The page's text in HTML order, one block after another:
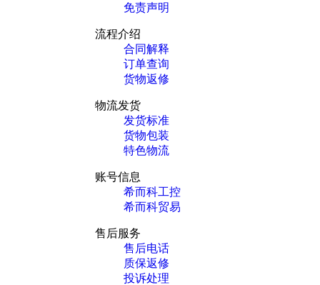
免责声明
流程介绍
合同解释
订单查询
货物返修
物流发货
发货标准
货物包装
特色物流
账号信息
希而科工控
希而科贸易
售后服务
售后电话
质保返修
投诉处理